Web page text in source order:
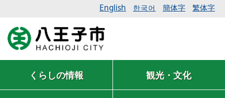
English 한국어 簡体字 繁体字
くらしの情報 観光・文化